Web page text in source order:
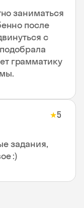
заниматься
после
с
грамматику
★5
задания,
:)